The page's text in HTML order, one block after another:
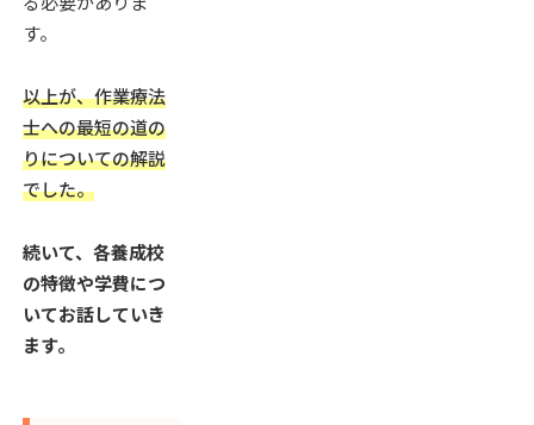
す。
以上が、作業療法
士への最短の道の
りについての解説
でした。
続いて、各養成校
の特徴や学費につ
いてお話していき
ます。